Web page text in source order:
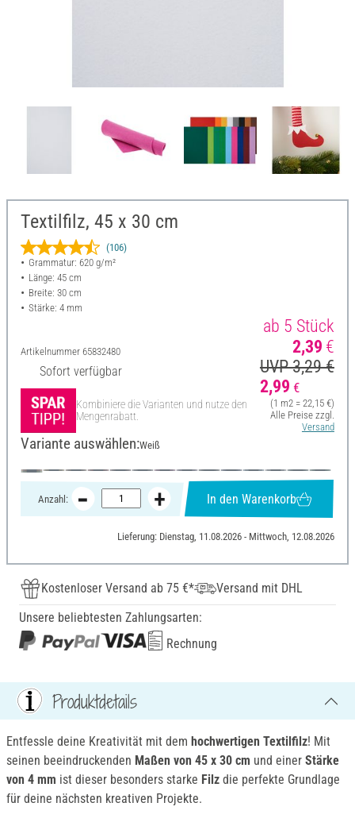
Textilfilz, 45 x 30 cm
(106)
Grammatur: 620 g/m²
Länge: 45 cm
Breite: 30 cm
Stärke: 4 mm
Artikelnummer 65832480
Sofort verfügbar
Kombiniere die Varianten und nutze den
Mengenrabatt.
ab 5 Stück
2,39 €
UVP 3,29 €
2,99 €
(1 m2 = 22,15 €)
Alle Preise zzgl.
Versand
Variante auswählen:Weiß
Anzahl: In den Warenkorb
Lieferung: Dienstag, 11.08.2026 - Mittwoch, 12.08.2026
Kostenloser Versand ab 75 €*
Versand mit DHL
Unsere beliebtesten Zahlungsarten:
Rechnung
Produktdetails
Entfessle deine Kreativität mit dem hochwertigen Textilfilz! Mit
seinen beeindruckenden Maßen von 45 x 30 cm und einer Stärke
von 4 mm ist dieser besonders starke Filz die perfekte Grundlage
für deine nächsten kreativen Projekte.